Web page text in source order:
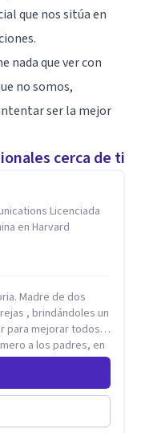
que nos sitúa en
nada que ver con
no somos,
ser la mejor
cerca de ti
Licenciada
China en Harvard
Madre de dos
para mejorar todos
personal,
un espacio de